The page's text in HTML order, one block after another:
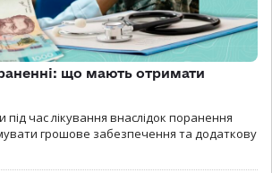
що мають отримати
під час лікування внаслідок поранення
грошове забезпечення та додаткову